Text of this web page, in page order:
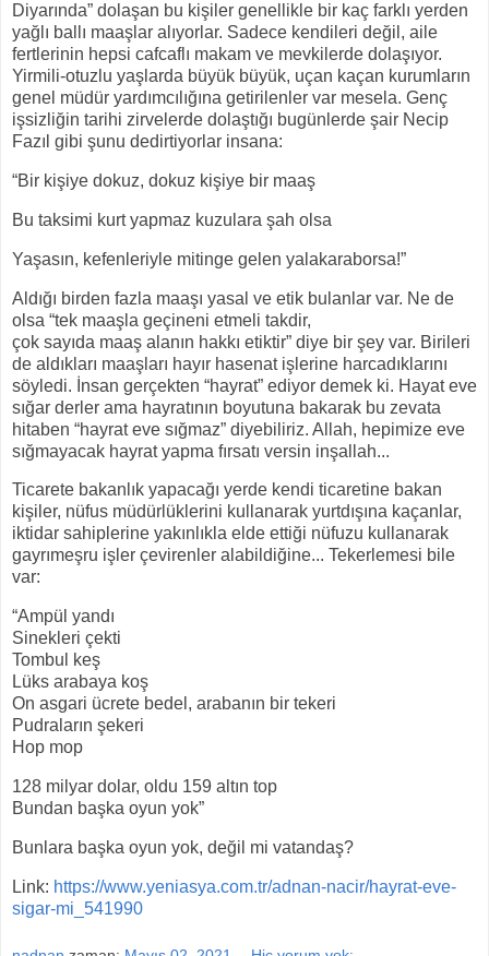
Diyarında” dolaşan bu kişiler genellikle bir kaç farklı yerden
yağlı ballı maaşlar alıyorlar. Sadece kendileri değil, aile
fertlerinin hepsi cafcaflı makam ve mevkilerde dolaşıyor.
Yirmili-otuzlu yaşlarda büyük büyük, uçan kaçan kurumların
genel müdür yardımcılığına getirilenler var mesela. Genç
işsizliğin tarihi zirvelerde dolaştığı bugünlerde şair Necip
Fazıl gibi şunu dedirtiyorlar insana:
“Bir kişiye dokuz, dokuz kişiye bir maaş
Bu taksimi kurt yapmaz kuzulara şah olsa
Yaşasın, kefenleriyle mitinge gelen yalakaraborsa!”
Aldığı birden fazla maaşı yasal ve etik bulanlar var. Ne de
olsa “tek maaşla geçineni etmeli takdir,
çok sayıda maaş alanın hakkı etiktir” diye bir şey var. Birileri
de aldıkları maaşları hayır hasenat işlerine harcadıklarını
söyledi. İnsan gerçekten “hayrat” ediyor demek ki. Hayat eve
sığar derler ama hayratının boyutuna bakarak bu zevata
hitaben “hayrat eve sığmaz” diyebiliriz. Allah, hepimize eve
sığmayacak hayrat yapma fırsatı versin inşallah...
Ticarete bakanlık yapacağı yerde kendi ticaretine bakan
kişiler, nüfus müdürlüklerini kullanarak yurtdışına kaçanlar,
iktidar sahiplerine yakınlıkla elde ettiği nüfuzu kullanarak
gayrımeşru işler çevirenler alabildiğine... Tekerlemesi bile
var:
“Ampül yandı
Sinekleri çekti
Tombul keş
Lüks arabaya koş
On asgari ücrete bedel, arabanın bir tekeri
Pudraların şekeri
Hop mop
128 milyar dolar, oldu 159 altın top
Bundan başka oyun yok”
Bunlara başka oyun yok, değil mi vatandaş?
Link: https://www.yeniasya.com.tr/adnan-nacir/hayrat-eve-
sigar-mi_541990